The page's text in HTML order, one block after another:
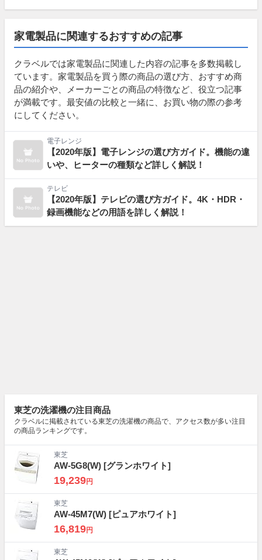
家電製品に関連するおすすめの記事
クラベルでは家電製品に関連した内容の記事を多数掲載し
ています。家電製品を買う際の商品の選び方、おすすめ商
品の紹介や、メーカーごとの商品の特徴など、役立つ記事
が満載です。最安値の比較と一緒に、お買い物の際の参考
にしてください。
電子レンジ
【2020年版】電子レンジの選び方ガイド。機能の違
いや、ヒーターの種類など詳しく解説！
テレビ
【2020年版】テレビの選び方ガイド。4K・HDR・
録画機能などの用語を詳しく解説！
東芝の洗濯機の注目商品
クラベルに掲載されている東芝の洗濯機の商品で、アクセス数が多い注目
の商品ランキングです。
東芝
AW-5G8(W) [グランホワイト]
19,239円
東芝
AW-45M7(W) [ピュアホワイト]
16,819円
東芝